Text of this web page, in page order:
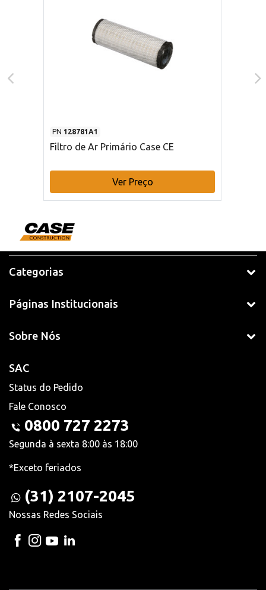
PN 128781A1
Filtro de Ar Primário Case CE
Ver Preço
Categorias
Páginas Institucionais
Sobre Nós
SAC
Status do Pedido
Fale Conosco
0800 727 2273
Segunda à sexta 8:00 às 18:00
*Exceto feriados
(31) 2107-2045
Nossas Redes Sociais